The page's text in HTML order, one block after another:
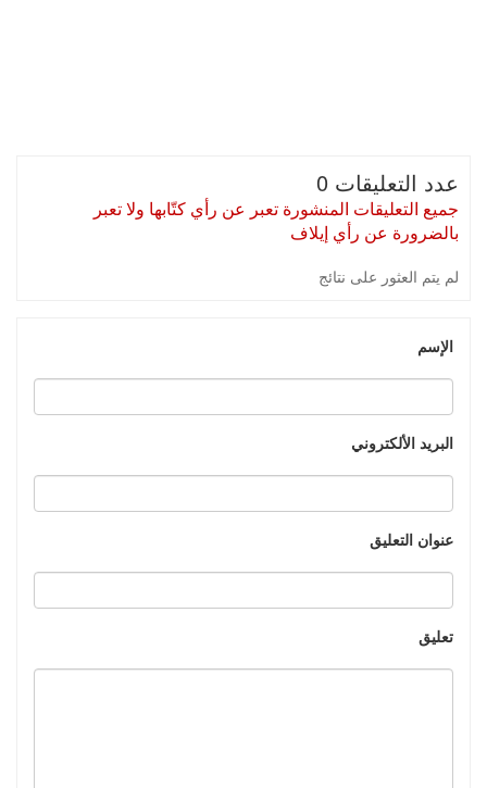
عدد التعليقات 0
جميع التعليقات المنشورة تعبر عن رأي كتّابها ولا تعبر
بالضرورة عن رأي إيلاف
لم يتم العثور على نتائج
الإسم
البريد الألكتروني
عنوان التعليق
تعليق